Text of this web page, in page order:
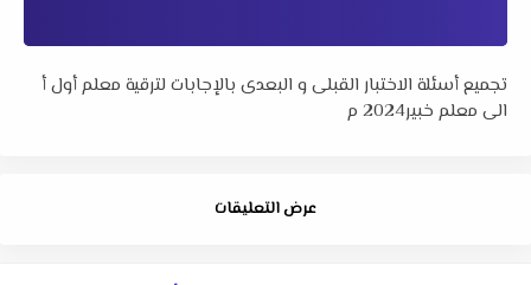
تجميع أسئلة الاختبار القبلى و البعدى بالإجابات لترقية معلم أول أ
الى معلم خبير2024 م
عرض التعليقات